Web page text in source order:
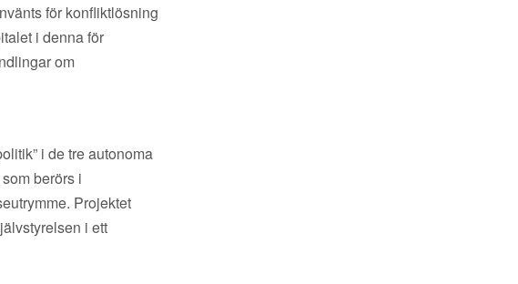
för konfliktlösning
i denna för
om
i de tre autonoma
berörs i
Projektet
i ett